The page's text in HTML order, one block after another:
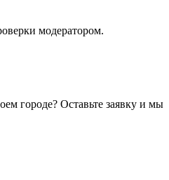
модератором.
городе? Оставьте заявку и мы